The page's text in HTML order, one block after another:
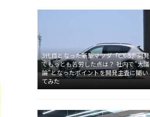
3代目となった新型マツダ「CX-5」開発
でもっとも苦労した点は？ 社内で”大議
論”となったポイントを開発主査に聞い
てみた